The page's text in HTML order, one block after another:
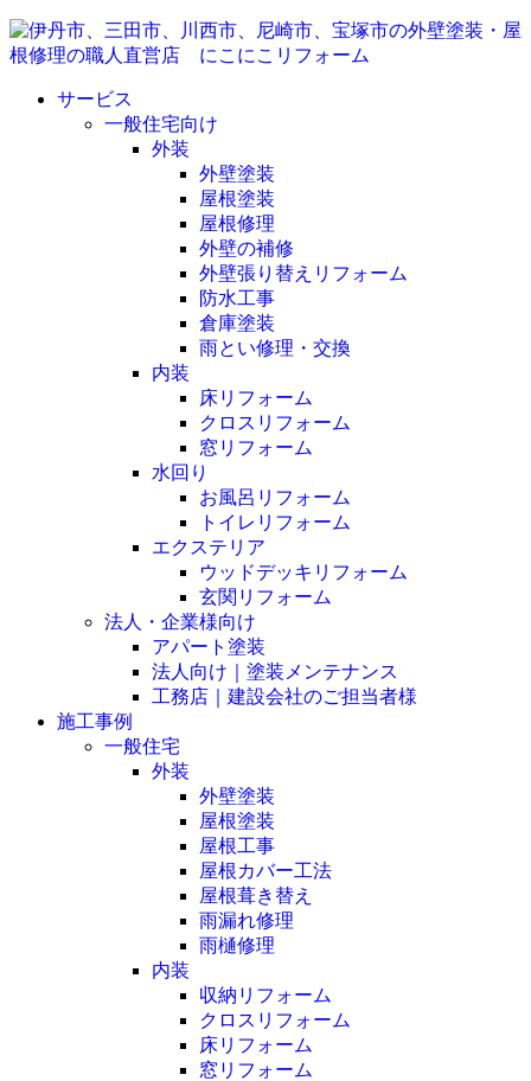
サービス
一般住宅向け
外装
外壁塗装
屋根塗装
屋根修理
外壁の補修
外壁張り替えリフォーム
防水工事
倉庫塗装
雨とい修理・交換
内装
床リフォーム
クロスリフォーム
窓リフォーム
水回り
お風呂リフォーム
トイレリフォーム
エクステリア
ウッドデッキリフォーム
玄関リフォーム
法人・企業様向け
アパート塗装
法人向け｜塗装メンテナンス
工務店｜建設会社のご担当者様
施工事例
一般住宅
外装
外壁塗装
屋根塗装
屋根工事
屋根カバー工法
屋根葺き替え
雨漏れ修理
雨樋修理
内装
収納リフォーム
クロスリフォーム
床リフォーム
窓リフォーム